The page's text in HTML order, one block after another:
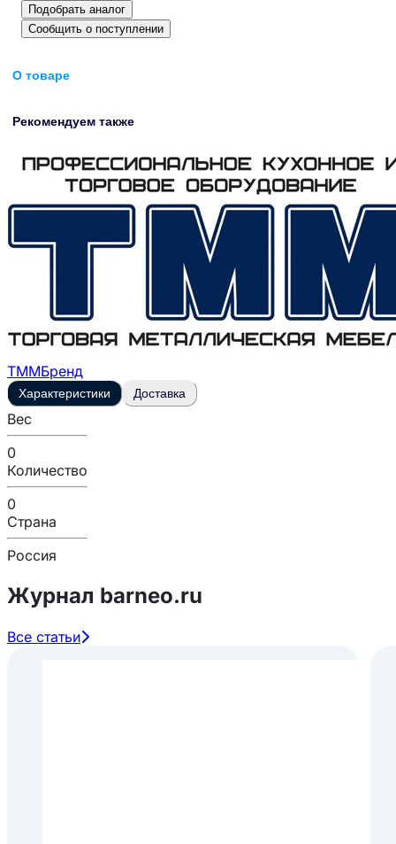
Подобрать аналог
Сообщить о поступлении
О товаре
Рекомендуем также
ТММБренд
Характеристики Доставка
Вес
0
Количество
0
Страна
Россия
Журнал barneo.ru
Все статьи